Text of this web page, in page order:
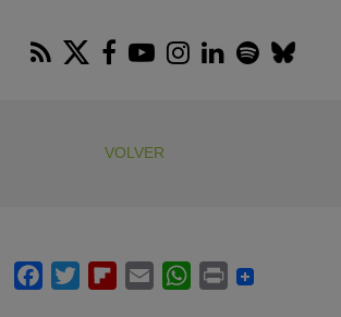
RSS Twitter
Facebook
Youtube
Instagram
LinkedIn
Spotify
VOLVER